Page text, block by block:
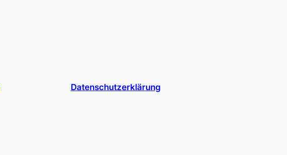
Datenschutzerklärung